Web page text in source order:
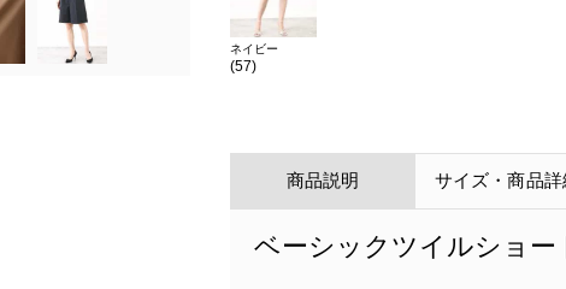
ネイビー
(57)
商品説明 サイズ・商品詳
ベーシックツイルショー